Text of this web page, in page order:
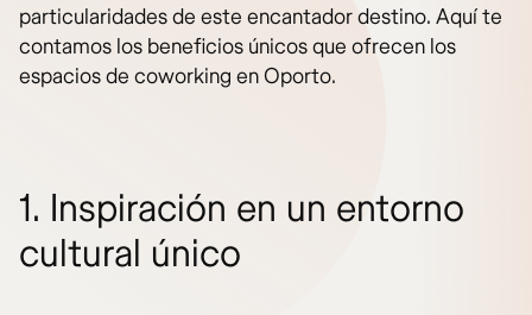
particularidades de este encantador destino. Aquí te
contamos los beneficios únicos que ofrecen los
espacios de coworking en Oporto.
1. Inspiración en un entorno
cultural único